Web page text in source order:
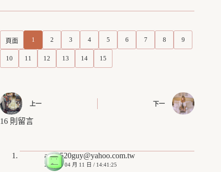
頁面 1 2 3 4 5 6 7 8 9
10 11 12 13 14 15
上一 下一
16 則留言
ad50520guy@yahoo.com.tw
2020 年 04 月 11 日 / 14:41:25